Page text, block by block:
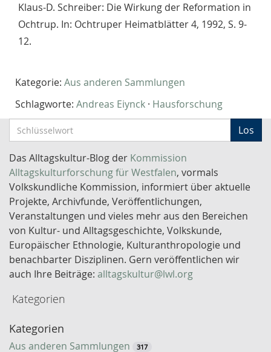
Klaus-D. Schreiber: Die Wirkung der Reformation in
Ochtrup. In: Ochtruper Heimatblätter 4, 1992, S. 9-
12.
Kategorie: Aus anderen Sammlungen
Schlagworte: Andreas Eiynck · Hausforschung
c
h
l
ü
s
s
e
l
w
o
S
u
Los
Das Alltagskultur-Blog der Kommission
Alltagskulturforschung für Westfalen, vormals
Volkskundliche Kommission, informiert über aktuelle
Projekte, Archivfunde, Veröffentlichungen,
Veranstaltungen und vieles mehr aus den Bereichen
von Kultur- und Alltagsgeschichte, Volkskunde,
Europäischer Ethnologie, Kulturanthropologie und
benachbarter Disziplinen. Gern veröffentlichen wir
auch Ihre Beiträge: alltagskultur@lwl.org
Kategorien
Kategorien
Aus anderen Sammlungen 317